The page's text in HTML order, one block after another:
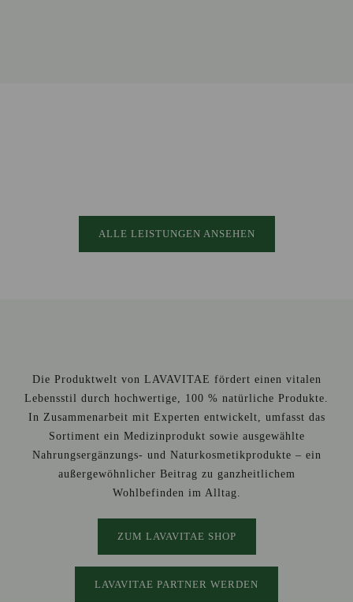
ALLE LEISTUNGEN ANSEHEN
Die Produktwelt von LAVAVITAE fördert einen vitalen
Lebensstil durch hochwertige, 100 % natürliche Produkte.
In Zusammenarbeit mit Experten entwickelt, umfasst das
Sortiment ein Medizinprodukt sowie ausgewählte
Nahrungsergänzungs- und Naturkosmetikprodukte – ein
außergewöhnlicher Beitrag zu ganzheitlichem
Wohlbefinden im Alltag.
ZUM LAVAVITAE SHOP
LAVAVITAE PARTNER WERDEN